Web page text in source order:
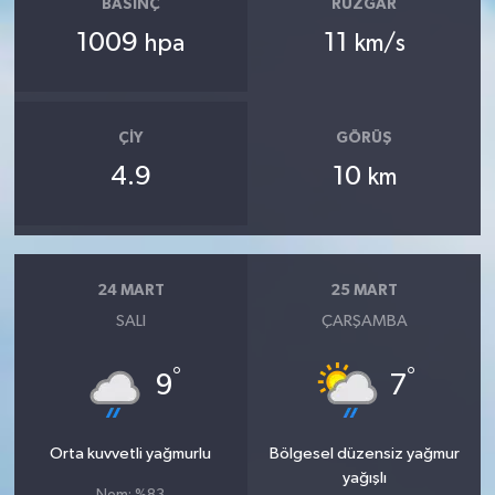
BASINÇ
1009 hpa
RÜZGAR
11 km/s
ÇIY
4.9
GÖRÜŞ
10 km
24 MART
SALI
9°
Orta kuvvetli yağmurlu
25 MART
ÇARŞAMBA
7°
Bölgesel düzensiz yağmur
yağışlı